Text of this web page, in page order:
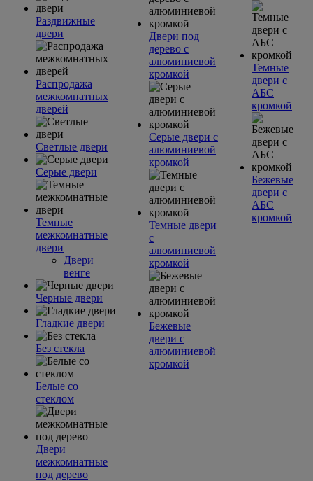
Раздвижные
двери
Распродажа
межкомнатных
дверей
Светлые двери
Серые двери
Темные
межкомнатные
двери
Двери
венге
Черные двери
Гладкие двери
Без стекла
Белые со
стеклом
Двери
межкомнатные
под дерево
Двери под
дерево с
алюминиевой
кромкой
Серые двери с
алюминиевой
кромкой
Темные двери
с
алюминиевой
кромкой
Бежевые
двери с
алюминиевой
кромкой
Темные
двери с
АБС
кромкой
Бежевые
двери с
АБС
кромкой